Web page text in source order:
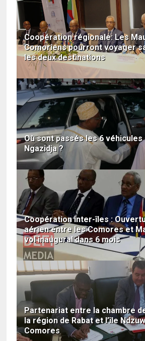
Coopération régionale: Les
Comoriens pourront voyager
les deux destinations
Où sont passés les 6
Ngazidja ?
Coopération inter-îles :
aérien entre les Comores et
vol inaugural dans 6 mois
Partenariat entre la chambre
la région de Rabat et l’île
Comores